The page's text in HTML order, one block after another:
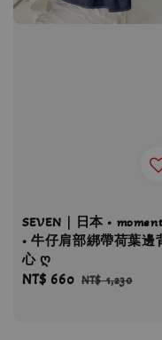
SEVEN｜日本 •
• 牛仔肩部綁帶荷葉邊
心 ღ
Sale
NT$ 660 Regular
NT$ 1,230